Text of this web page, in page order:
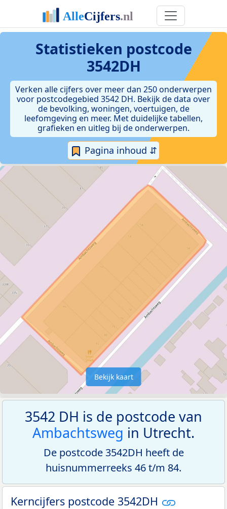
Statistieken postcode
3542DH
Verken alle cijfers over meer dan 250 onderwerpen
voor postcodegebied 3542 DH. Bekijk de data over
de bevolking, woningen, voertuigen, de
leefomgeving en meer. Met duidelijke tabellen,
grafieken en uitleg bij de onderwerpen.
Pagina inhoud ⇵
Bekijk kaart
3542 DH is de postcode van
Ambachtsweg in Utrecht.
De postcode 3542DH heeft de
huisnummerreeks 46 t/m 84.
Kerncijfers postcode 3542DH